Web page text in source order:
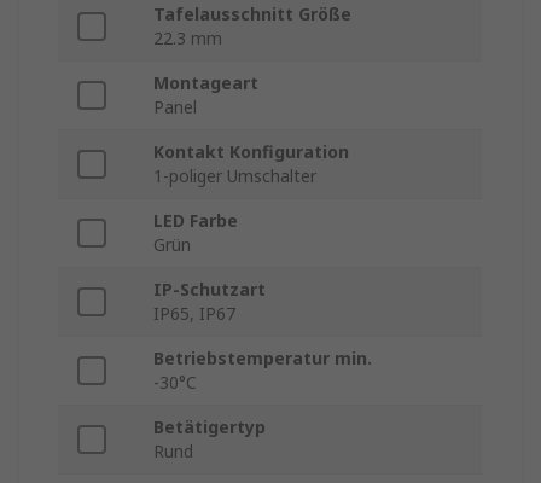
Tafelausschnitt Größe
22.3 mm
Montageart
Panel
Kontakt Konfiguration
1-poliger Umschalter
LED Farbe
Grün
IP-Schutzart
IP65, IP67
Betriebstemperatur min.
-30°C
Betätigertyp
Rund